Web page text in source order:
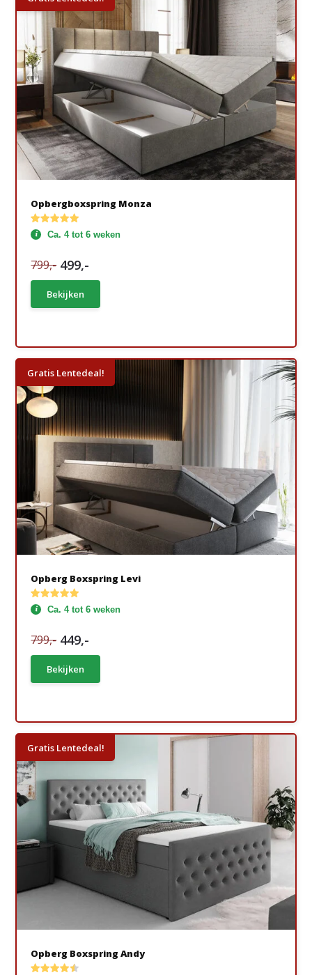
Opbergboxspring Monza
Ca. 4 tot 6 weken
799,- 499,-
Bekijken
Gratis Lentedeal!
Opberg Boxspring Levi
Ca. 4 tot 6 weken
799,- 449,-
Bekijken
Gratis Lentedeal!
Opberg Boxspring Andy